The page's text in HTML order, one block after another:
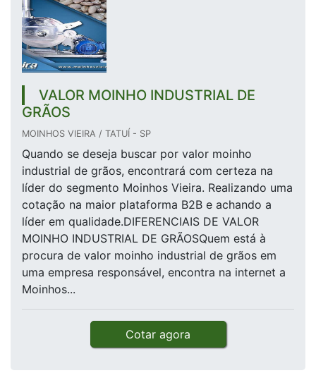
VALOR MOINHO INDUSTRIAL DE
GRÃOS
MOINHOS VIEIRA / TATUÍ - SP
Quando se deseja buscar por valor moinho
industrial de grãos, encontrará com certeza na
líder do segmento Moinhos Vieira. Realizando uma
cotação na maior plataforma B2B e achando a
líder em qualidade.DIFERENCIAIS DE VALOR
MOINHO INDUSTRIAL DE GRÃOSQuem está à
procura de valor moinho industrial de grãos em
uma empresa responsável, encontra na internet a
Moinhos...
Cotar agora